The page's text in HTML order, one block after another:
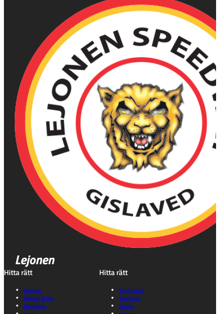
Lejonen
Hitta rätt
Kalender
Biljetter & info
Föreningen
Hitta rätt
Gå på match
Souvenirer
Karting